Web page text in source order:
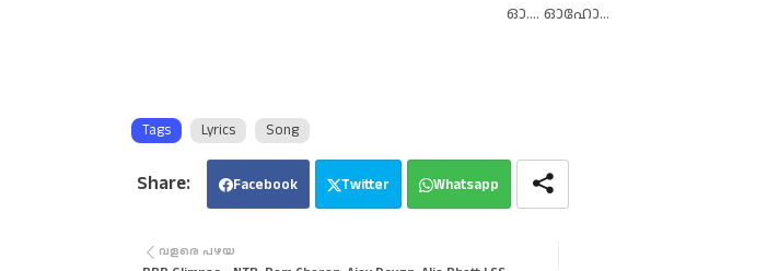
ഓ.... ഓഹോ...
Tags Lyrics Song
Facebook Twitter Whatsapp
വളരെ പഴയ